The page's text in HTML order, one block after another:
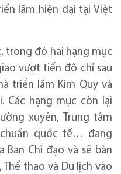
lãm hiện đại tại Việt
trong đó hai hạng mục
vượt tiến độ chỉ sau
triển lãm Kim Quy và
Các hạng mục còn lại
xuyên, Trung tâm
quốc tế… đang
Ban Chỉ đạo và sẽ bàn
thao và Du lịch vào